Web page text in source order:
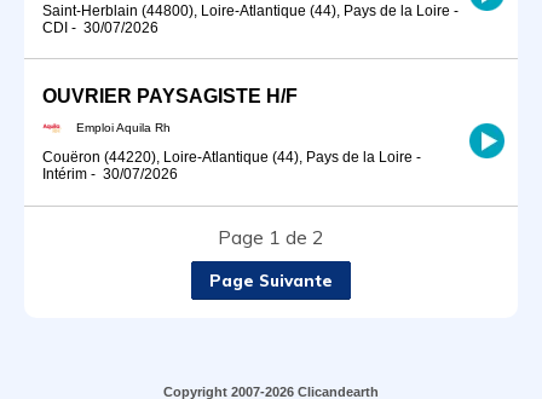
Saint-Herblain (44800), Loire-Atlantique (44), Pays de la Loire -
CDI - 30/07/2026
OUVRIER PAYSAGISTE H/F
Emploi Aquila Rh
Couëron (44220), Loire-Atlantique (44), Pays de la Loire -
Intérim - 30/07/2026
Page 1 de 2
Page Suivante
Copyright 2007-2026 Clicandearth